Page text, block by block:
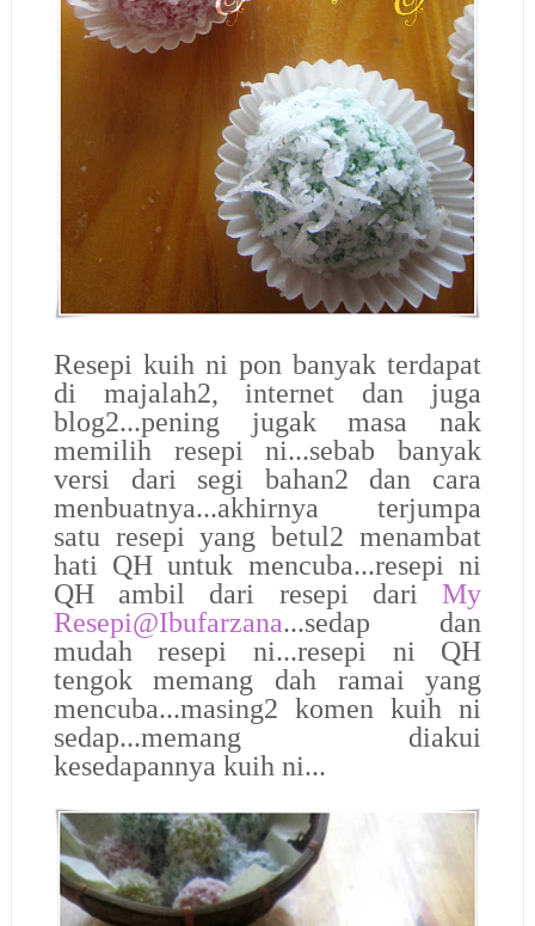
Resepi kuih ni pon banyak terdapat
di majalah2, internet dan juga
blog2...pening jugak masa nak
memilih resepi ni...sebab banyak
versi dari segi bahan2 dan cara
menbuatnya...akhirnya terjumpa
satu resepi yang betul2 menambat
hati QH untuk mencuba...resepi ni
QH ambil dari resepi dariMy
Resepi@Ibufarzana...sedap dan
mudah resepi ni...resepi ni QH
tengok memang dah ramai yang
mencuba...masing2 komen kuih ni
sedap...memang diakui
kesedapannya kuih ni...